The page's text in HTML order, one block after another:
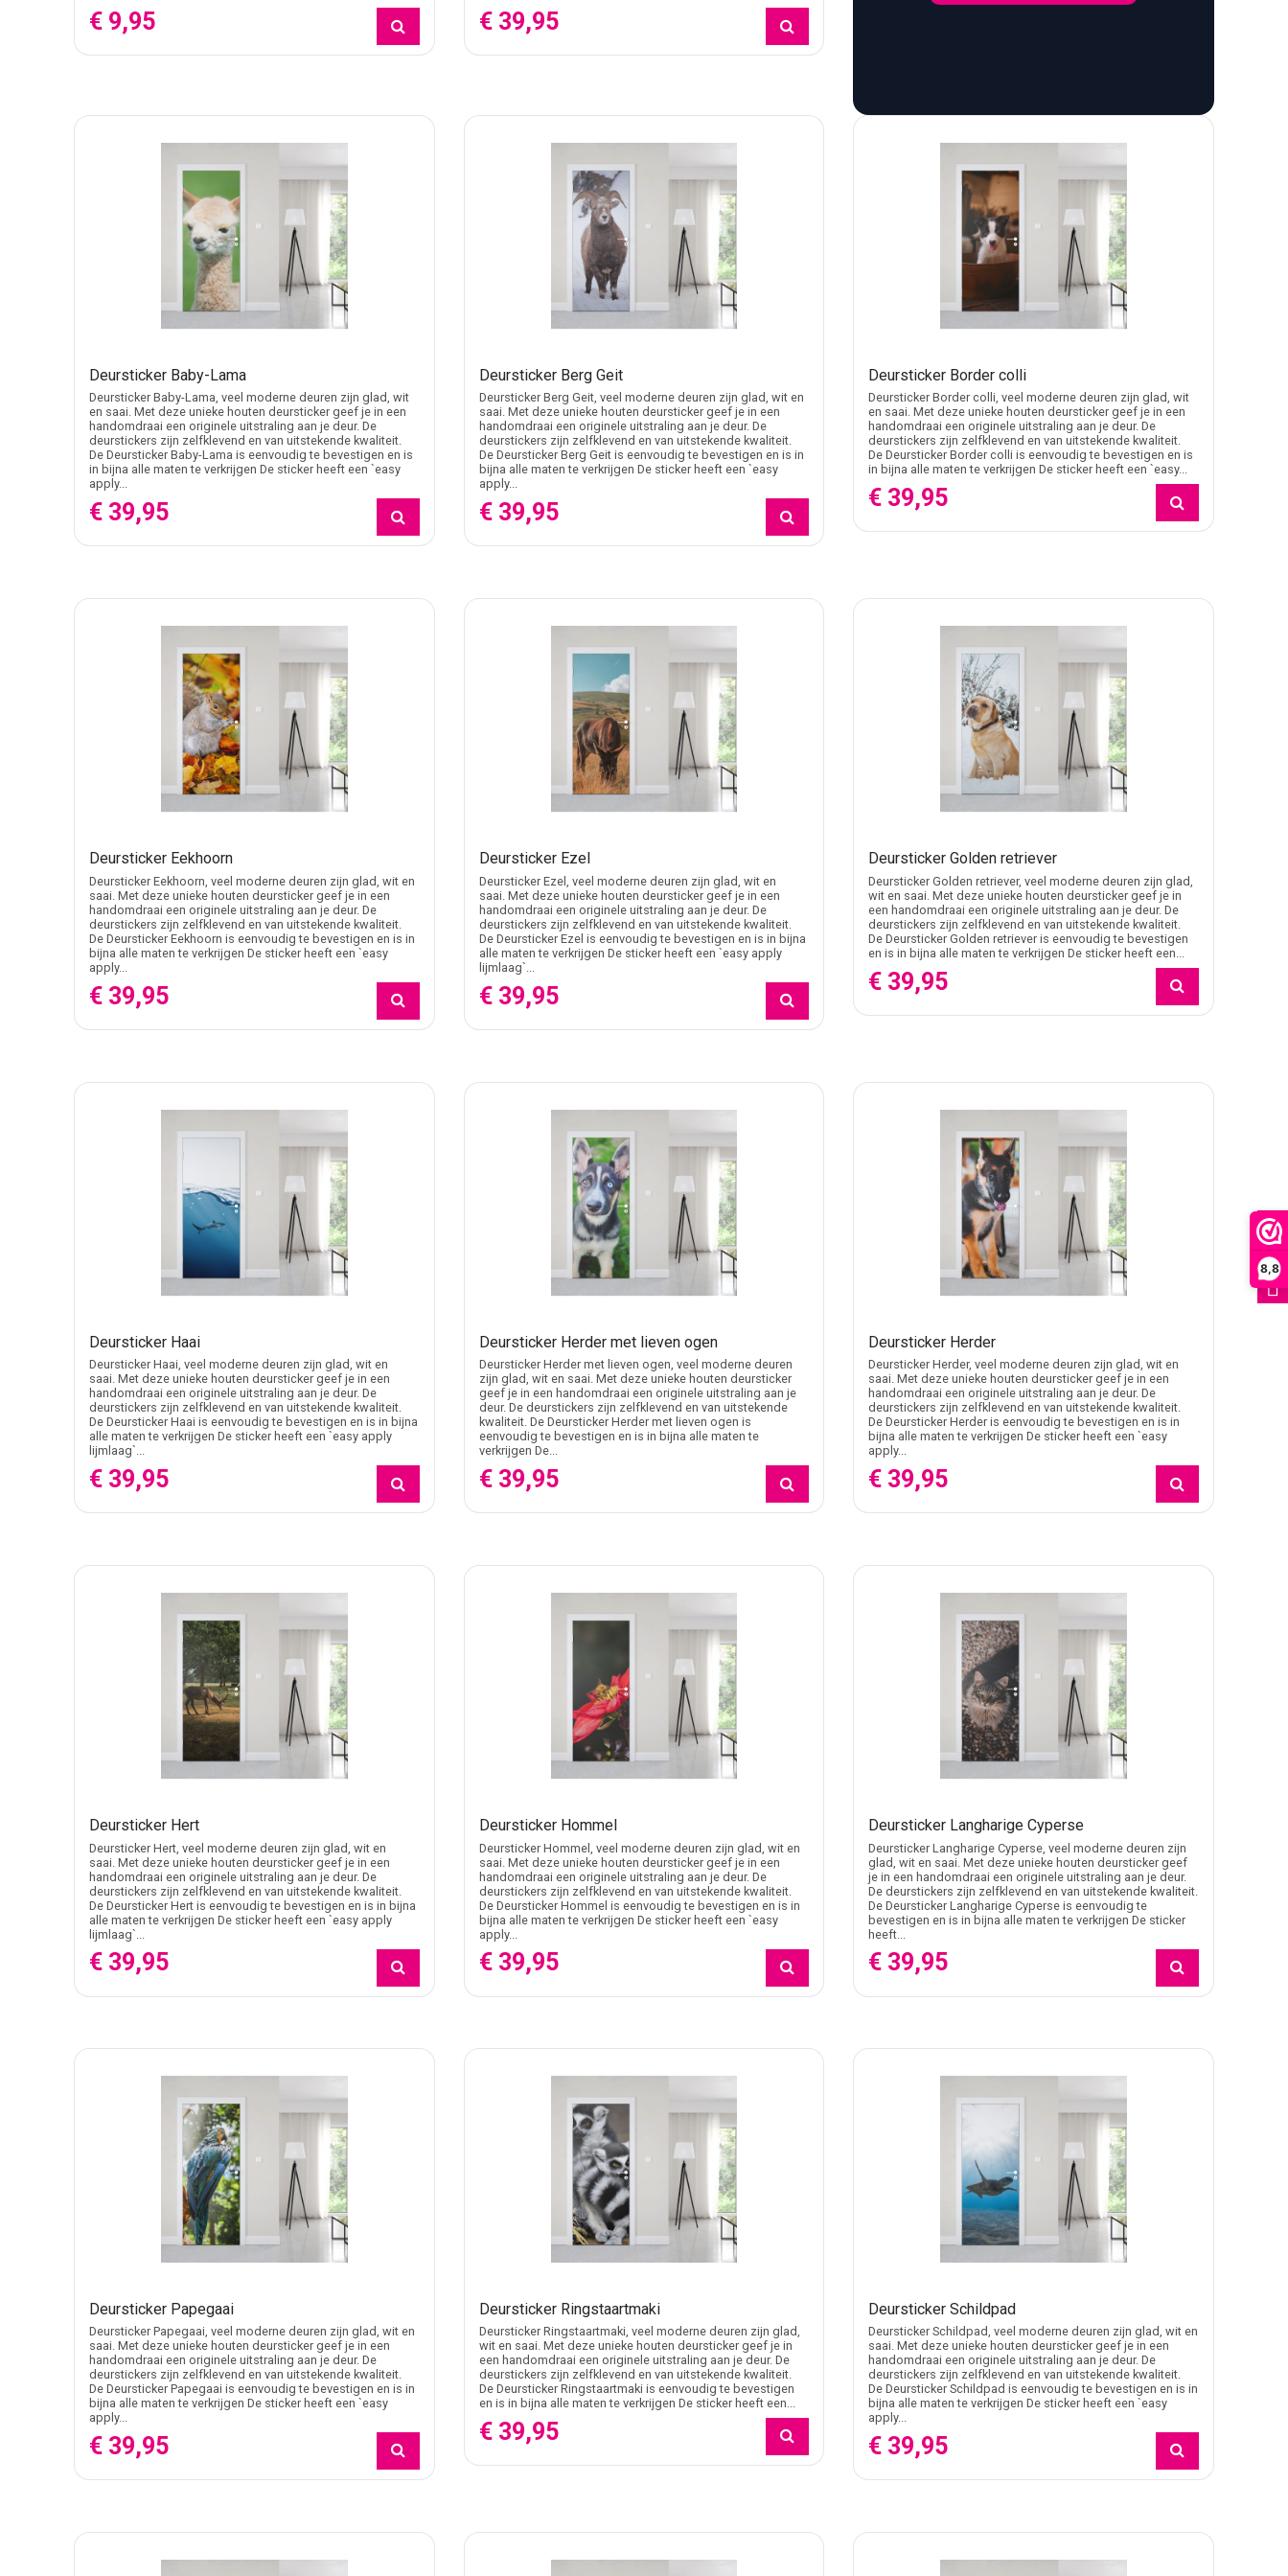
8,8
print recht op de deur en voorkomt u dat stof of vuil onder de folie zichtbaar wordt.
Welke deursticker past bij uw deur?
of slaapkamer ligt een neutrale afbeelding, stadsscène of materiaalprint meer voor de hand. Voor een deur die volledig moet aansluiten op een eigen interieur, logo of huisstijl
is een eigen ontwerp de meest directe keuze.
Deurstickers binnen Stickers voor thuis
Deurstickers vallen binnen de categorie stickers voor in en om huis. Binnen dat cluster hebben ze een eigen functie: ze bedekken of veranderen het aanzicht van een deur.
Daarmee verschillen ze van kleinere functionele stickers, zoals
brievenbusstickers voor post en reclame colportagestickers voor aanbellen.
Eigen ontwerp of bestaand ontwerp kiezen
Wie snel een print wil kiezen, kan een bestaand ontwerp selecteren uit de categorie. Wie een specifieke afbeelding, bedrijfslogo, tekst of eigen bestand wil gebruiken, kiest
Eigen ontwerp deursticker. Daarbij bepaalt u zelf het beeld, het formaat en de afwerking.
Let op ondergrond, formaat en afwerking
Een deursticker komt het best tot zijn recht op een vlakke, schone deur zonder grove structuur. Meet de deur vooraf op en controleer of klink, randen of panelen invloed
hebben op de plaatsing. Kies vervolgens een afwerking die past bij de ruimte: mat voor een rustiger beeld, glans voor meer reflectie en kleurkracht.
€ 9,95 € 39,95
Deursticker Baby-Lama
Deursticker Baby-Lama, veel moderne deuren zijn glad, wit
en saai. Met deze unieke houten deursticker geef je in een
handomdraai een originele uitstraling aan je deur. De
deurstickers zijn zelfklevend en van uitstekende kwaliteit.
De Deursticker Baby-Lama is eenvoudig te bevestigen en is
in bijna alle maten te verkrijgen De sticker heeft een `easy
apply...
€ 39,95
Deursticker Berg Geit
Deursticker Berg Geit, veel moderne deuren zijn glad, wit en
saai. Met deze unieke houten deursticker geef je in een
handomdraai een originele uitstraling aan je deur. De
deurstickers zijn zelfklevend en van uitstekende kwaliteit.
De Deursticker Berg Geit is eenvoudig te bevestigen en is in
bijna alle maten te verkrijgen De sticker heeft een `easy
apply...
€ 39,95
Deursticker Border colli
Deursticker Border colli, veel moderne deuren zijn glad, wit
en saai. Met deze unieke houten deursticker geef je in een
handomdraai een originele uitstraling aan je deur. De
deurstickers zijn zelfklevend en van uitstekende kwaliteit.
De Deursticker Border colli is eenvoudig te bevestigen en is
in bijna alle maten te verkrijgen De sticker heeft een `easy...
€ 39,95
Deursticker Eekhoorn
Deursticker Eekhoorn, veel moderne deuren zijn glad, wit en
saai. Met deze unieke houten deursticker geef je in een
handomdraai een originele uitstraling aan je deur. De
deurstickers zijn zelfklevend en van uitstekende kwaliteit.
De Deursticker Eekhoorn is eenvoudig te bevestigen en is in
bijna alle maten te verkrijgen De sticker heeft een `easy
apply...
€ 39,95
Deursticker Ezel
Deursticker Ezel, veel moderne deuren zijn glad, wit en
saai. Met deze unieke houten deursticker geef je in een
handomdraai een originele uitstraling aan je deur. De
deurstickers zijn zelfklevend en van uitstekende kwaliteit.
De Deursticker Ezel is eenvoudig te bevestigen en is in bijna
alle maten te verkrijgen De sticker heeft een `easy apply
lijmlaag`...
€ 39,95
Deursticker Golden retriever
Deursticker Golden retriever, veel moderne deuren zijn glad,
wit en saai. Met deze unieke houten deursticker geef je in
een handomdraai een originele uitstraling aan je deur. De
deurstickers zijn zelfklevend en van uitstekende kwaliteit.
De Deursticker Golden retriever is eenvoudig te bevestigen
en is in bijna alle maten te verkrijgen De sticker heeft een...
€ 39,95
Deursticker Haai
Deursticker Haai, veel moderne deuren zijn glad, wit en
saai. Met deze unieke houten deursticker geef je in een
handomdraai een originele uitstraling aan je deur. De
deurstickers zijn zelfklevend en van uitstekende kwaliteit.
De Deursticker Haai is eenvoudig te bevestigen en is in bijna
alle maten te verkrijgen De sticker heeft een `easy apply
lijmlaag`...
€ 39,95
Deursticker Herder met lieven ogen
Deursticker Herder met lieven ogen, veel moderne deuren
zijn glad, wit en saai. Met deze unieke houten deursticker
geef je in een handomdraai een originele uitstraling aan je
deur. De deurstickers zijn zelfklevend en van uitstekende
kwaliteit. De Deursticker Herder met lieven ogen is
eenvoudig te bevestigen en is in bijna alle maten te
verkrijgen De...
€ 39,95
Deursticker Herder
Deursticker Herder, veel moderne deuren zijn glad, wit en
saai. Met deze unieke houten deursticker geef je in een
handomdraai een originele uitstraling aan je deur. De
deurstickers zijn zelfklevend en van uitstekende kwaliteit.
De Deursticker Herder is eenvoudig te bevestigen en is in
bijna alle maten te verkrijgen De sticker heeft een `easy
apply...
€ 39,95
Deursticker Hert
Deursticker Hert, veel moderne deuren zijn glad, wit en
saai. Met deze unieke houten deursticker geef je in een
handomdraai een originele uitstraling aan je deur. De
deurstickers zijn zelfklevend en van uitstekende kwaliteit.
De Deursticker Hert is eenvoudig te bevestigen en is in bijna
alle maten te verkrijgen De sticker heeft een `easy apply
lijmlaag`...
€ 39,95
Deursticker Hommel
Deursticker Hommel, veel moderne deuren zijn glad, wit en
saai. Met deze unieke houten deursticker geef je in een
handomdraai een originele uitstraling aan je deur. De
deurstickers zijn zelfklevend en van uitstekende kwaliteit.
De Deursticker Hommel is eenvoudig te bevestigen en is in
bijna alle maten te verkrijgen De sticker heeft een `easy
apply...
€ 39,95
Deursticker Langharige Cyperse
Deursticker Langharige Cyperse, veel moderne deuren zijn
glad, wit en saai. Met deze unieke houten deursticker geef
je in een handomdraai een originele uitstraling aan je deur.
De deurstickers zijn zelfklevend en van uitstekende kwaliteit.
De Deursticker Langharige Cyperse is eenvoudig te
bevestigen en is in bijna alle maten te verkrijgen De sticker
heeft...
€ 39,95
Deursticker Papegaai
Deursticker Papegaai, veel moderne deuren zijn glad, wit en
saai. Met deze unieke houten deursticker geef je in een
handomdraai een originele uitstraling aan je deur. De
deurstickers zijn zelfklevend en van uitstekende kwaliteit.
De Deursticker Papegaai is eenvoudig te bevestigen en is in
bijna alle maten te verkrijgen De sticker heeft een `easy
apply...
€ 39,95
Deursticker Ringstaartmaki
Deursticker Ringstaartmaki, veel moderne deuren zijn glad,
wit en saai. Met deze unieke houten deursticker geef je in
een handomdraai een originele uitstraling aan je deur. De
deurstickers zijn zelfklevend en van uitstekende kwaliteit.
De Deursticker Ringstaartmaki is eenvoudig te bevestigen
en is in bijna alle maten te verkrijgen De sticker heeft een...
€ 39,95
Deursticker Schildpad
Deursticker Schildpad, veel moderne deuren zijn glad, wit en
saai. Met deze unieke houten deursticker geef je in een
handomdraai een originele uitstraling aan je deur. De
deurstickers zijn zelfklevend en van uitstekende kwaliteit.
De Deursticker Schildpad is eenvoudig te bevestigen en is in
bijna alle maten te verkrijgen De sticker heeft een `easy
apply...
€ 39,95
FILTER